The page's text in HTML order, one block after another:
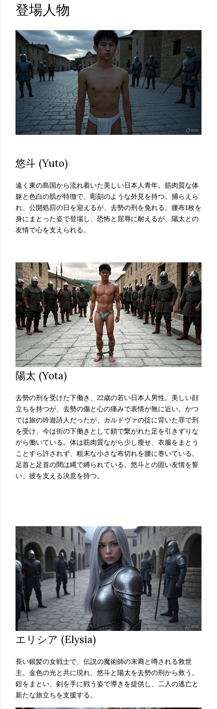
登場人物
悠斗 (Yuto)
遠く東の島国から流れ着いた美しい日本人青年。筋肉質な体
躯と色白の肌が特徴で、彫刻のような外見を持つ。捕らえら
れ、公開処罰の日を迎えるが、去勢の刑を免れる。腰布1枚を
身にまとった姿で登場し、恐怖と屈辱に耐えるが、陽太との
友情で心を支えられる。
陽太 (Yota)
去勢の刑を受けた下働き、22歳の若い日本人男性。美しい顔
立ちを持つが、去勢の傷と心の痛みで表情が無に近い。かつ
ては旅の吟遊詩人だったが、カルドヴァの掟に背いた罪で刑
を受け、今は街の下働きとして鎖で繋がれた足を引きずりな
がら働いている。体は筋肉質ながら少し瘦せ、衣服をまとう
ことすら許されず、粗末な小さな布切れを腰に巻いている。
足首と足首の間は縄で縛られている。悠斗との固い友情を誓
い、彼を支える決意を持つ。
エリシア (Elysia)
長い銀髪の女戦士で、伝説の魔術師の末裔と噂される救世
主。金色の光と共に現れ、悠斗と陽太を去勢の刑から救う。
鎧をまとい、剣を手に戦う姿で導きを提供し、二人の逃亡と
新たな旅立ちを支援する。